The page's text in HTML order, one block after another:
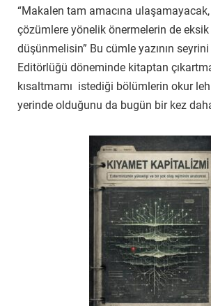
“Makalen tam amacına
çözümlere yönelik önermelerin de
düşünmelisin” Bu cümle yazının
Editörlüğü döneminde kitaptan
kısaltmamı istediği bölümlerin okur
yerinde olduğunu da bugün bir kez